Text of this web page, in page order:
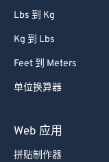
Lbs 到 Kg
Kg 到 Lbs
Feet 到 Meters
单位换算器
Web 应用
拼贴制作器